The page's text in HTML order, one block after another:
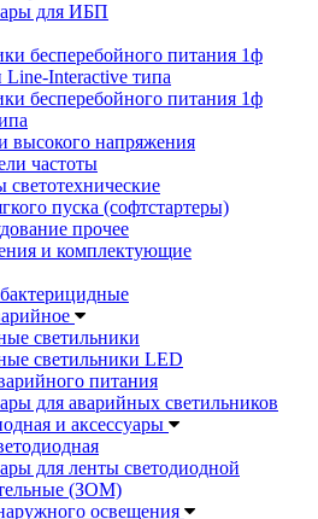
для ИБП
бесперебойного питания 1ф
Interactive типа
бесперебойного питания 1ф
высокого напряжения
частоты
пуска (софтстартеры)
прочее
и комплектующие
светильники
светильники LED
питания
для аварийных светильников
и аксессуары
для ленты светодиодной
(ЗОМ)
освещения